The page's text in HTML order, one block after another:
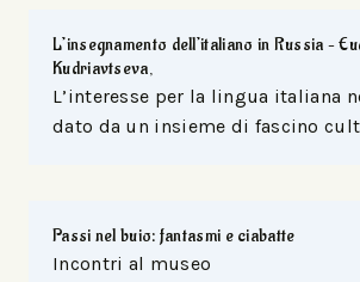
L’insegnamento dell’italiano in Russia –
Kudriavtseva,
L’interesse per la lingua italiana
dato da un insieme di fascino
Passi nel buio: fantasmi e ciabatte
Incontri al museo